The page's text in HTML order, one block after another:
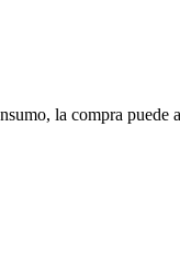
la compra